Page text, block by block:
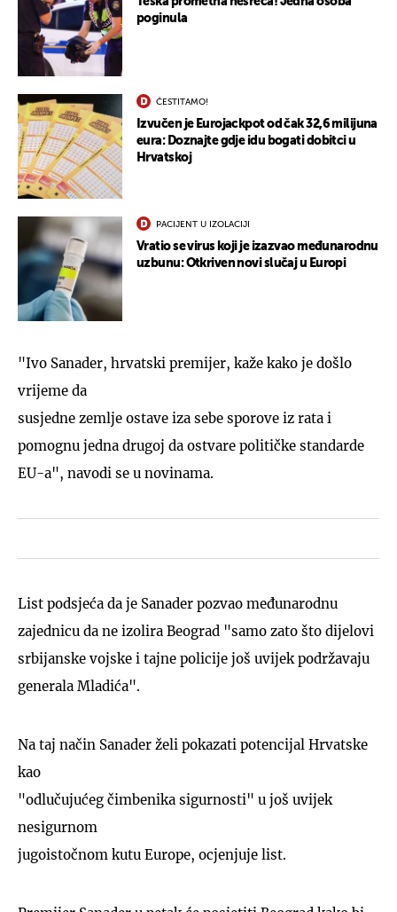
poginula
ČESTITAMO!
Izvučen je Eurojackpot od čak 32,6 milijuna
eura: Doznajte gdje idu bogati dobitci u
Hrvatskoj
PACIJENT U IZOLACIJI
Vratio se virus koji je izazvao međunarodnu
uzbunu: Otkriven novi slučaj u Europi
"Ivo Sanader, hrvatski premijer, kaže kako je došlo
vrijeme da
susjedne zemlje ostave iza sebe sporove iz rata i
pomognu jedna drugoj da ostvare političke standarde
EU-a", navodi se u novinama.
List podsjeća da je Sanader pozvao međunarodnu
zajednicu da ne izolira Beograd "samo zato što dijelovi
srbijanske vojske i tajne policije još uvijek podržavaju
generala Mladića".
Na taj način Sanader želi pokazati potencijal Hrvatske
kao
"odlučujućeg čimbenika sigurnosti" u još uvijek
nesigurnom
jugoistočnom kutu Europe, ocjenjuje list.